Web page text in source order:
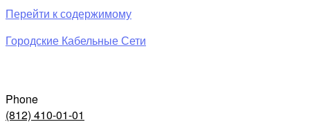
Перейти к содержимому
Городские Кабельные Сети
Phone
(812) 410-01-01